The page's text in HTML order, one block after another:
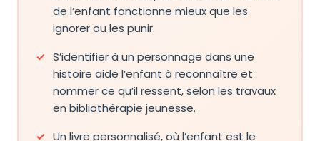
de l’enfant fonctionne mieux que les
ignorer ou les punir.
S’identifier à un personnage dans une
histoire aide l’enfant à reconnaître et
nommer ce qu’il ressent, selon les travaux
en bibliothérapie jeunesse.
Un livre personnalisé, où l’enfant est le